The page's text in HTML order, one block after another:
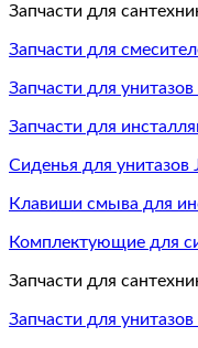
Запчасти для
Запчасти для
Запчасти для
Запчасти для
Сиденья для унитазов
Клавиши смыва для
Комплектующие для
Запчасти для
Запчасти для унитазов